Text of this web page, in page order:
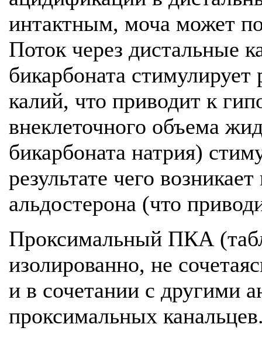
интактным, моча может
Поток через дистальные
бикарбоната
калий, что приводит к
внеклеточного объема
бикарбоната натрия)
результате чего
альдостерона (что
Проксимальный ПКА
изолированно, не
и в сочетании с другими
проксимальных